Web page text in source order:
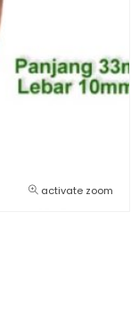
activate zoom